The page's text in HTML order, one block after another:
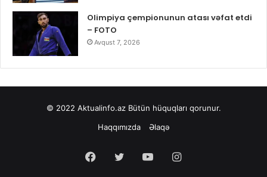
Olimpiya çempionunun atası vəfat etdi
– FOTO
Avqust 7, 2026
© 2022 Aktualinfo.azBütün hüquqları qorunur.
Haqqımızda
Əlaqə
Facebook
Twitter YouTubeInstagram